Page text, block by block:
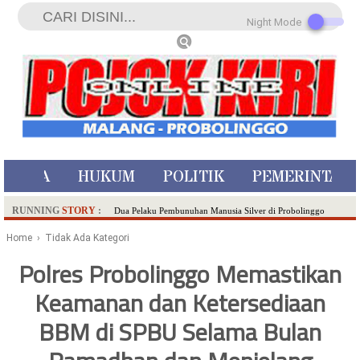
HUKUM POLITIK
RUNNING STORY : Dua Pelaku Pembunuhan Manusia Silver di Probolinggo
Literasi Melalui LASKAR JODA, Usung Filosofi Gelar Sehelai
Ambulance Dari Berbagai Daerah Padati Kota Wisata Batu
Hadirkan Tujuh Sapta Pesona Wisata di Amfiteater, Mikutopia
Buka Rekrutmen Karyawan,Berikut Kualifikasinya
Home › Tidak Ada Kategori
Polres Probolinggo Memastikan
Keamanan dan Ketersediaan
BBM di SPBU Selama Bulan
Night Mode